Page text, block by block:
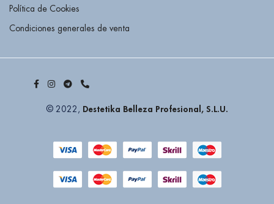
Política de Cookies
Condiciones generales de venta
© 2022, Destetika Belleza Profesional, S.L.U.